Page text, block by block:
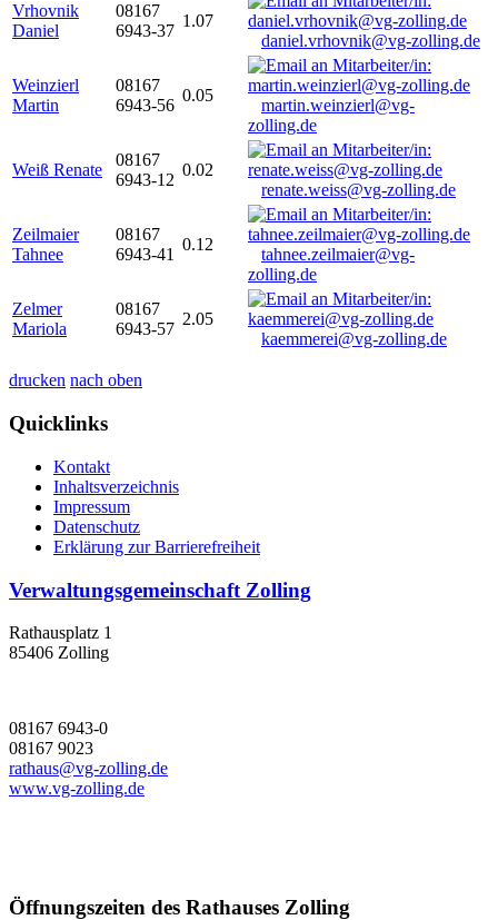
Vrhovnik
Daniel
08167
6943-37
1.07
daniel.vrhovnik@vg-zolling.de
Weinzierl
Martin
08167
6943-56
0.05
martin.weinzierl@vg-
zolling.de
Weiß Renate
08167
6943-12
0.02
renate.weiss@vg-zolling.de
Zeilmaier
Tahnee
08167
6943-41
0.12
tahnee.zeilmaier@vg-
zolling.de
Zelmer
Mariola
08167
6943-57
2.05
kaemmerei@vg-zolling.de
drucken nach oben
Quicklinks
Kontakt
Inhaltsverzeichnis
Impressum
Datenschutz
Erklärung zur Barrierefreiheit
Verwaltungsgemeinschaft Zolling
Rathausplatz 1
85406 Zolling
08167 6943-0
08167 9023
rathaus@vg-zolling.de
www.vg-zolling.de
Öffnungszeiten des Rathauses Zolling